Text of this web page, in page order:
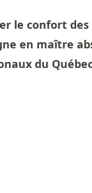
le confort
en maître
du